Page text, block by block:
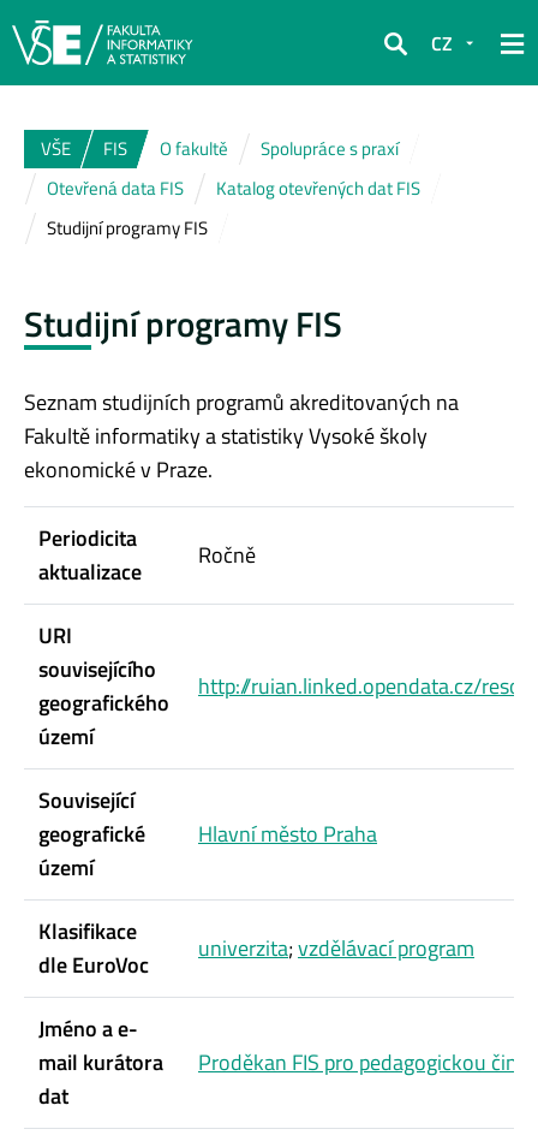
Hledat
CZ
VŠE FIS O fakultě
Spolupráce s praxí
Otevřená data FIS
Katalog otevřených dat FIS
Studijní programy FIS
Studijní programy FIS
Seznam studijních programů akreditovaných na
Fakultě informatiky a statistiky Vysoké školy
ekonomické v Praze.
Periodicita
aktualizace
Ročně
URI
souvisejícího
geografického
území
http://ruian.linked.opendata.cz/
Související
geografické
území
Hlavní město Praha
Klasifikace
dle EuroVoc
univerzita;vzdělávací program
Jméno a e-
mail kurátora
dat
Proděkan FIS pro pedagogickou